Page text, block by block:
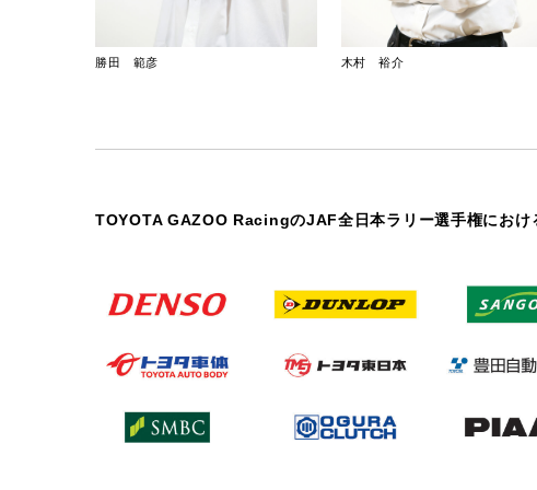
勝田 範彦 木村 裕介
TOYOTA GAZOO RacingのJAF全日本ラリー選手権におけ